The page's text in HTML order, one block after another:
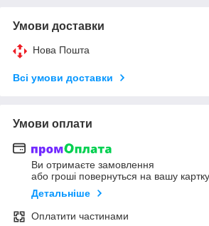
Умови доставки
Нова Пошта
Всі умови доставки
Умови оплати
Ви отримаєте замовлення
або гроші повернуться на вашу картку
Детальніше
Оплатити частинами